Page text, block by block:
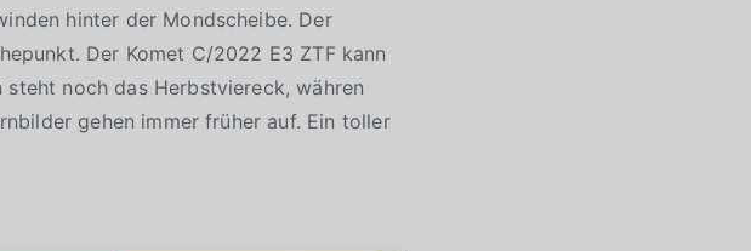
hinter der Mondscheibe. Der
Der Komet C/2022 E3 ZTF kann
noch das Herbstviereck, währen
gehen immer früher auf. Ein toller